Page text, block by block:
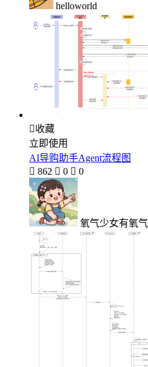
helloworld
收藏
立即使用
AI导购助手Agent流程图
 862  0  0
氧气少女有氧气